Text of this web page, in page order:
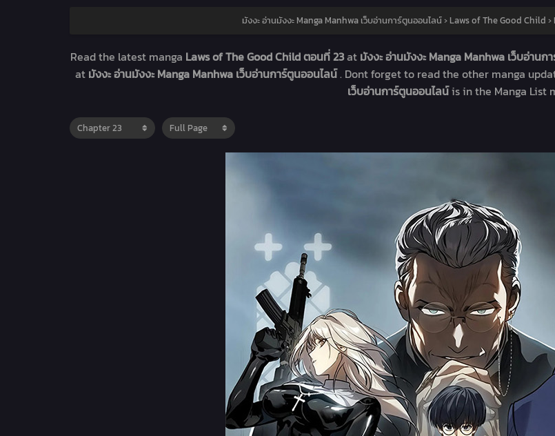
มังงะ อ่านมังงะ Manga Manhwa เว็บอ่านการ์ตูนออนไลน์› Laws of The Good Child ›
Read the latest manga Laws of The Good Child ตอนที่ 23at มังงะ อ่านมังงะ Manga Manhwa เว็บอ่านก
at มังงะ อ่านมังงะ Manga Manhwa เว็บอ่านการ์ตูนออนไลน์. Dont forget to read the other manga
เว็บอ่านการ์ตูนออนไลน์is in the Manga List